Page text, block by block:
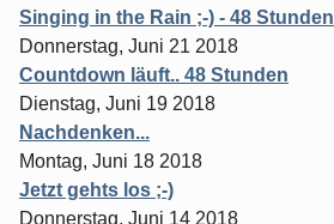
Singing in the Rain ;-) - 48 Stunden
Donnerstag, Juni 21 2018
Countdown läuft.. 48 Stunden
Dienstag, Juni 19 2018
Nachdenken...
Montag, Juni 18 2018
Jetzt gehts los ;-)
Donnerstag, Juni 14 2018